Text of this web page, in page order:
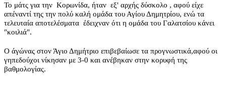
Το μάτς για την Κορωνίδα, ήταν εξ' αρχής δύσκολο , αφού είχε
απέναντί της την πολύ καλή ομάδα του Αγίου Δημητρίου, ενώ τα
τελευταία αποτελέσματα έδειχναν ότι η ομάδα του Γαλατσίου κάνει
"κοιλιά".
Ο άγώνας στον Άγιο Δημήτριο επιβεβαίωσε τα προγνωστικά,αφού οι
γηπεδούχοι νίκησαν με 3-0 και ανέβηκαν στην κορυφή της
βαθμολογίας.